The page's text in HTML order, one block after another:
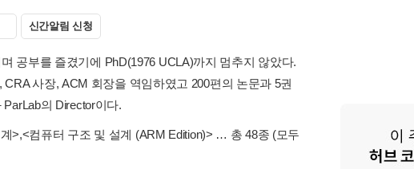
신간알림 신청
공부를 즐겼기에 PhD(1976 UCLA)까지 멈추지 않았다.
사장, ACM 회장을 역임하였고 200편의 논문과 5권
의 Director이다.
>,<컴퓨터 구조 및 설계 (ARM Edition)> … 총 48종 (모두